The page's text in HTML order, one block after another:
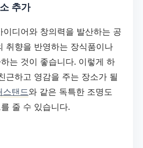
추가
이디어와 창의력을 발산하는 공
취향을 반영하는 장식품이나
는 것이 좋습니다. 이렇게 하
근하고 영감을 주는 장소가 될
스탠드와 같은 독특한 조명도
줄 수 있습니다.